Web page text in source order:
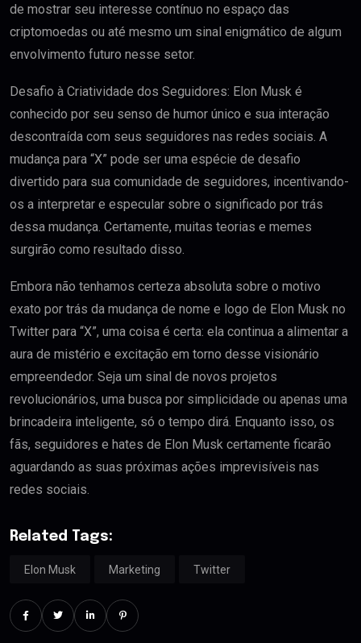
de mostrar seu interesse contínuo no espaço das
criptomoedas ou até mesmo um sinal enigmático de algum
envolvimento futuro nesse setor.
Desafio à Criatividade dos Seguidores: Elon Musk é
conhecido por seu senso de humor único e sua interação
descontraída com seus seguidores nas redes sociais. A
mudança para “X” pode ser uma espécie de desafio
divertido para sua comunidade de seguidores, incentivando-
os a interpretar e especular sobre o significado por trás
dessa mudança. Certamente, muitas teorias e memes
surgirão como resultado disso.
Embora não tenhamos certeza absoluta sobre o motivo
exato por trás da mudança de nome e logo de Elon Musk no
Twitter para “X”, uma coisa é certa: ela continua a alimentar a
aura de mistério e excitação em torno desse visionário
empreendedor. Seja um sinal de novos projetos
revolucionários, uma busca por simplicidade ou apenas uma
brincadeira inteligente, só o tempo dirá. Enquanto isso, os
fãs, seguidores e hates de Elon Musk certamente ficarão
aguardando as suas próximas ações imprevisíveis nas
redes sociais.
Related Tags:
Elon Musk Marketing Twitter